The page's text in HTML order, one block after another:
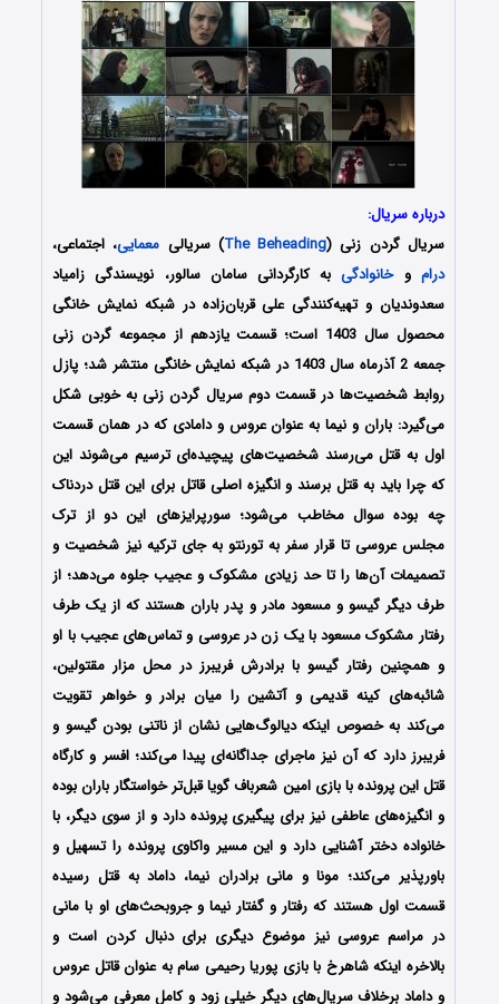
درباره سریال:
سریال گردن زنی (The Beheading) سریالی معمایی، اجتماعی،
درام وخانوادگیبه کارگردانی سامان سالور، نویسندگی زامیاد
سعدوندیان و تهیه‌کنندگی علی قربان‌زاده در شبکه نمایش خانگی
محصول سال 1403 است؛ قسمت یازدهم از مجموعه گردن زنی
جمعه 2 آذرماه سال 1403 در شبکه نمایش خانگی منتشر شد؛ پازل
روابط شخصیت‌ها در قسمت دوم سریال گردن زنی به خوبی شکل
می‌گیرد: باران و نیما به عنوان عروس و دامادی که در همان قسمت
اول به قتل می‌رسند شخصیت‌های پیچیده‌ای ترسیم می‌شوند این
که چرا باید به قتل برسند و انگیزه اصلی قاتل برای این قتل دردناک
چه بوده سوال مخاطب می‌شود؛ سورپرایز‌های این دو از ترک
مجلس عروسی تا قرار سفر به تورنتو به جای ترکیه نیز شخصیت‌ و
تصمیمات آن‌ها را تا حد زیادی مشکوک و عجیب جلوه می‌دهد؛ از
طرف دیگر گیسو و مسعود مادر و پدر باران هستند که از یک طرف
رفتار مشکوک مسعود با یک زن در عروسی و تماس‌های عجیب با او
و همچنین رفتار گیسو با برادرش فریبرز در محل مزار مقتولین،
شائبه‌های کینه قدیمی و آتشین را میان برادر و خواهر تقویت
می‌کند به خصوص اینکه دیالوگ‌هایی نشان از ناتنی بودن گیسو و
فریبرز دارد که آن نیز ماجرای جداگانه‌ای پیدا می‌کند؛ افسر و کارگاه
قتل این پرونده با بازی امین شعرباف گویا قبل‌تر خواستگار باران بوده
و انگیزه‌های عاطفی نیز برای پیگیری پرونده دارد و از سوی دیگر، با
خانواده دختر آشنایی دارد و این مسیر واکاوی پرونده را تسهیل و
باورپذیر می‌‌کند؛ مونا و مانی برادران نیما، داماد به قتل رسیده
قسمت اول هستند که رفتار و گفتار نیما و جروبحث‌های او با مانی
در مراسم عروسی نیز موضوع دیگری برای دنبال کردن است و
بالاخره اینکه شاهرخ با بازی پوریا رحیمی سام به عنوان قاتل عروس
و داماد برخلاف سریال‌های دیگر خیلی زود و کامل معرفی می‌شود و